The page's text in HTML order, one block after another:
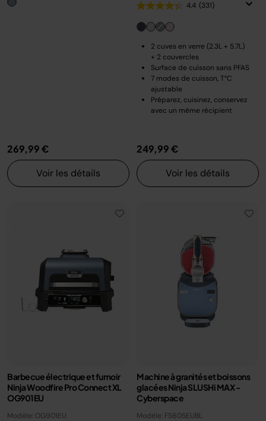
269,99 €
Voir les détails
4.4 (331)
2 cuves en verre (2.3L + 5.7L)
+ 2 couvercles
Surface de cuisson sans PFAS
7 modes de cuisson, T°C
ajustable
Préparez, cuisinez, conservez
avec un même récipient
249,99 €
Voir les détails
Barbecue électrique et fumoir
Ninja Woodfire Pro Connect XL
OG901EU
Modèle: OG901EU
Machine à granités et boissons
glacées Ninja SLUSHi MAX -
Cyberspace
Modèle: FS605EUBL